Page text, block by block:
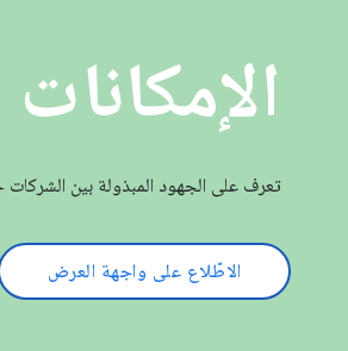
الإمكانات
تعرف على الجهود المبذولة بين
الاطّلاع على واجهة العرض